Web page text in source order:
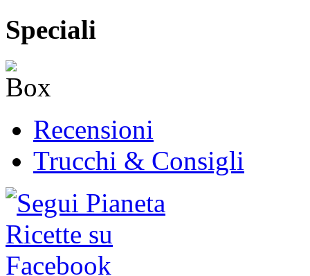
Speciali
Recensioni
Trucchi & Consigli